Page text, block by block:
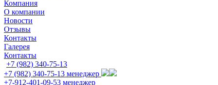
Компания
О компании
Новости
Отзывы
Контакты
Галерея
Контакты
+7 (982) 340-75-13
+7 (982) 340-75-13 менеджер
+7-912-401-09-53 менеджер